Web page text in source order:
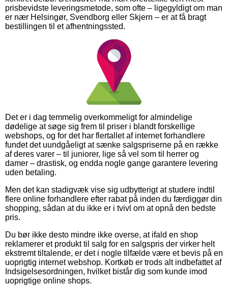
prisbevidste leveringsmetode, som ofte – ligegyldigt om man
er nær Helsingør, Svendborg eller Skjern – er at få bragt
bestillingen til et afhentningssted.
Det er i dag temmelig overkommeligt for almindelige
dødelige at søge sig frem til priser i blandt forskellige
webshops, og for det har flertallet af internet forhandlere
fundet det uundgåeligt at sænke salgspriserne på en række
af deres varer – til juniorer, lige så vel som til herrer og
damer – drastisk, og endda nogle gange garantere levering
uden betaling.
Men det kan stadigvæk vise sig udbytterigt at studere indtil
flere online forhandlere efter rabat på inden du færdiggør din
shopping, sådan at du ikke er i tvivl om at opnå den bedste
pris.
Du bør ikke desto mindre ikke overse, at ifald en shop
reklamerer et produkt til salg for en salgspris der virker helt
ekstremt tiltalende, er det i nogle tilfælde være et bevis på en
uoprigtig internet webshop. Kortkøb er trods alt indbefattet af
Indsigelsesordningen, hvilket bistår dig som kunde imod
uoprigtige online shops.